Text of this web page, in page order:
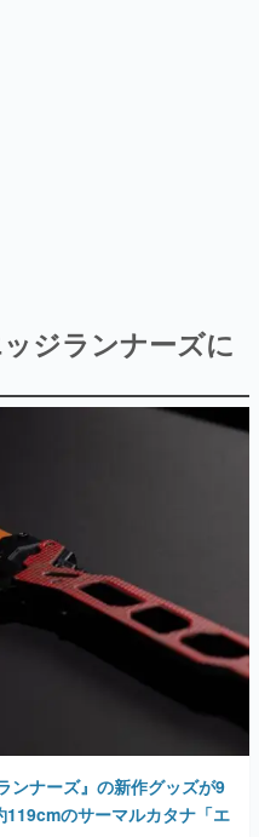
カルチャーに与えた影響を探る企
産業史
における主要なトピック・タイト
が一望できる決定版！
クリエイターの青春〜
等で知られるマンガ家・田中圭
ポートマンガです。
い？
氏がゲームの魅力を画面や操作の
していく、硬派で骨太な評論連載
スボス」… ゲームにまつわる言葉
ジランナーズに
ンナーズ』の新作グッズが9
119cmのサーマルカタナ「エ